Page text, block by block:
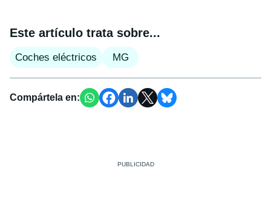
Este artículo trata sobre...
Coches eléctricos MG
Compártela en: